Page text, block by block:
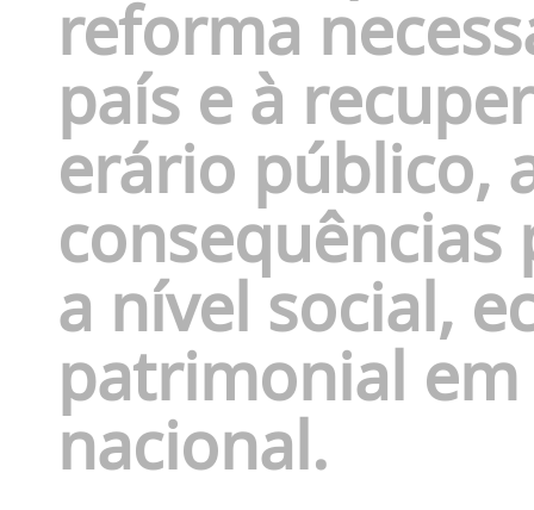
reforma
país e à
erário público,
a nível social,
patrimonial
nacional.